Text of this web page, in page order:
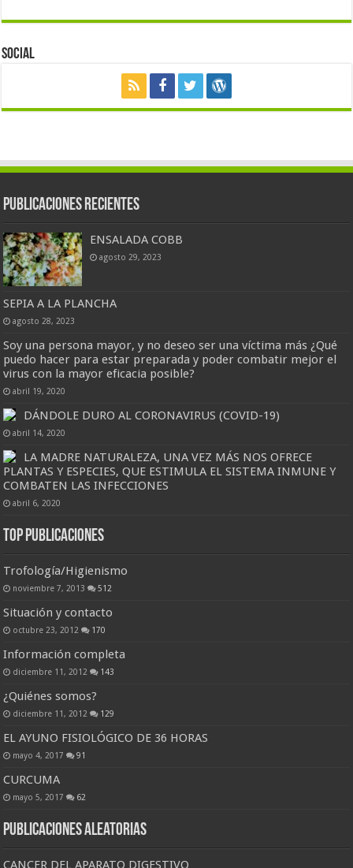
Social
Publicaciones Recientes
ENSALADA COBB
agosto 29, 2023
SEPIA A LA PLANCHA
agosto 28, 2023
Soy una persona mayor, y no deseo ser una víctima más ¿Qué
puedo hacer para estar preparada y poder combatir mejor el
virus con la mayor eficacia posible?
abril 19, 2020
DÁNDOLE DURO AL CORONAVIRUS (COVID-19)
abril 14, 2020
LA MADRE NATURALEZA, UNA VEZ MÁS NOS OFRECE
PLANTAS Y ESPECIES, QUE ESTIMULA EL SISTEMA INMUNE Y
COMBATEN LAS INFECCIONES
abril 6, 2020
Top Publicaciones
Trofología/Higienismo
noviembre 7, 2013 512
Situación y contacto
octubre 23, 2012 170
Información completa
diciembre 11, 2012 143
¿Quiénes somos?
diciembre 11, 2012 129
EL AYUNO FISIOLÓGICO DE 36 HORAS
mayo 4, 2017 91
CURCUMA
mayo 5, 2017 62
Publicaciones Aleatorias
CANCER DEL APARATO DIGESTIVO